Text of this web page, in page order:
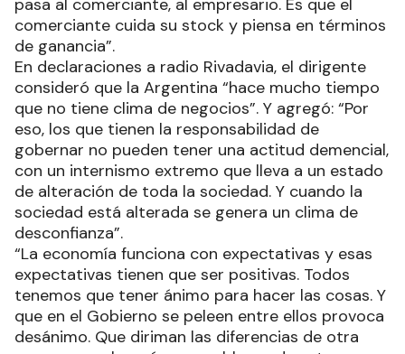
comerciante cuida su stock y piensa en términos
de ganancia”.
En declaraciones a radio Rivadavia, el dirigente
consideró que la Argentina “hace mucho tiempo
que no tiene clima de negocios”. Y agregó: “Por
eso, los que tienen la responsabilidad de
gobernar no pueden tener una actitud demencial,
con un internismo extremo que lleva a un estado
de alteración de toda la sociedad. Y cuando la
sociedad está alterada se genera un clima de
desconfianza”.
“La economía funciona con expectativas y esas
expectativas tienen que ser positivas. Todos
tenemos que tener ánimo para hacer las cosas. Y
que en el Gobierno se peleen entre ellos provoca
desánimo. Que diriman las diferencias de otra